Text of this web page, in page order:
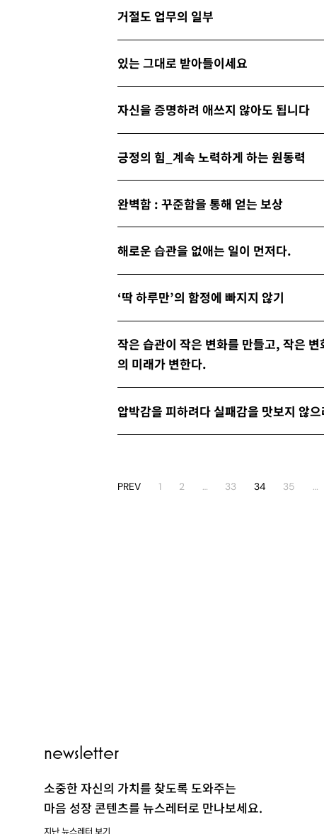
PEOPLE
CLUB
거절도 업무의 일부
있는 그대로 받아들이세요
자신을 증명하려 애쓰지 않아도 됩니다
긍정의 힘_계속 노력하게 하는 원동력
완벽함 : 꾸준함을 통해 얻는 보상
해로운 습관을 없애는 일이 먼저다.
‘딱 하루만’의 함정에 빠지지 않기
작은 습관이 작은 변화를 만들고, 작은
의 미래가 변한다.
압박감을 피하려다 실패감을 맛보지 않으
PREV 1 2 … 33 34 35 …
newsletter
소중한 자신의 가치를 찾도록 도와주는
마음 성장 콘텐츠를 뉴스레터로 만나보세요.
지난 뉴스레터 보기